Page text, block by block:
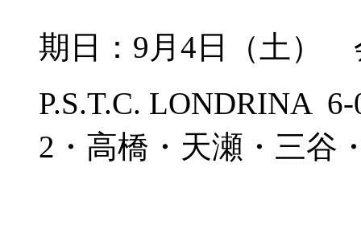
期日：9月4日（土）
P.S.T.C. LONDRINA
2・高橋・天瀬・三谷